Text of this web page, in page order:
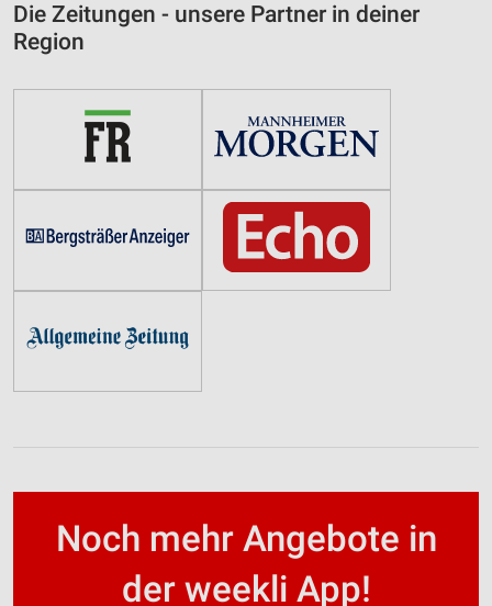
Die Zeitungen - unsere Partner in deiner
Region
Noch mehr Angebote in
der weekli App!